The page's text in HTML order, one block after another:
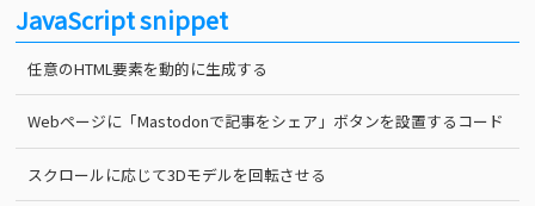
JavaScript snippet
任意のHTML要素を動的に生成する
Webページに「Mastodonで記事をシェア」ボタンを設置するコード
スクロールに応じて3Dモデルを回転させる